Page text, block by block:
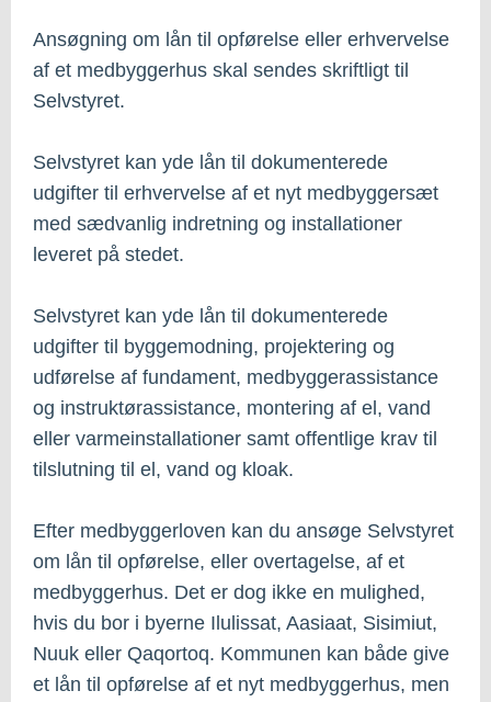
Ansøgning om lån til opførelse eller erhvervelse
af et medbyggerhus skal sendes skriftligt til
Selvstyret.
Selvstyret kan yde lån til dokumenterede
udgifter til erhvervelse af et nyt medbyggersæt
med sædvanlig indretning og installationer
leveret på stedet.
Selvstyret kan yde lån til dokumenterede
udgifter til byggemodning, projektering og
udførelse af fundament, medbyggerassistance
og instruktørassistance, montering af el, vand
eller varmeinstallationer samt offentlige krav til
tilslutning til el, vand og kloak.
Efter medbyggerloven kan du ansøge Selvstyret
om lån til opførelse, eller overtagelse, af et
medbyggerhus. Det er dog ikke en mulighed,
hvis du bor i byerne Ilulissat, Aasiaat, Sisimiut,
Nuuk eller Qaqortoq. Kommunen kan både give
et lån til opførelse af et nyt medbyggerhus, men